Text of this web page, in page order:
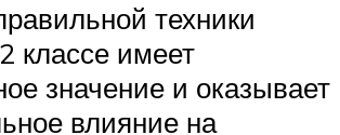
техники
классе имеет
значение и оказывает
влияние на